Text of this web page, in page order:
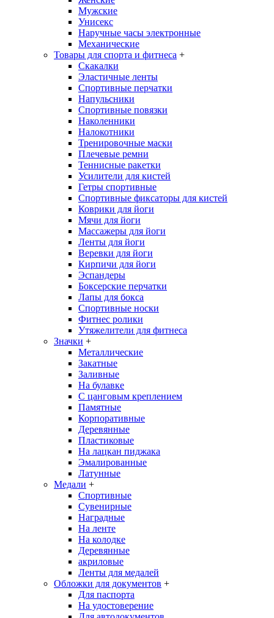
Мужские
Унисекс
Наручные часы электронные
Механические
Товары для спорта и фитнеса +
Скакалки
Эластичные ленты
Спортивные перчатки
Напульсники
Спортивные повязки
Наколенники
Налокотники
Тренировочные маски
Плечевые ремни
Теннисные ракетки
Усилители для кистей
Гетры спортивные
Спортивные фиксаторы для кистей
Коврики для йоги
Мячи для йоги
Массажеры для йоги
Ленты для йоги
Веревки для йоги
Кирпичи для йоги
Эспандеры
Боксерские перчатки
Лапы для бокса
Спортивные носки
Фитнес ролики
Утяжелители для фитнеса
Значки +
Металлические
Закатные
Заливные
На булавке
С цанговым креплением
Памятные
Корпоративные
Деревянные
Пластиковые
На лацкан пиджака
Эмалированные
Латунные
Медали +
Спортивные
Сувенирные
Наградные
На ленте
На колодке
Деревянные
акриловые
Ленты для медалей
Обложки для документов +
Для паспорта
На удостоверение